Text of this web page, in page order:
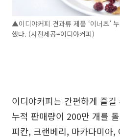
▲이디야커피 견과류 제품 ‘이너츠’
했다. (사진제공=이디야커피)
이디야커피는 간편하게 즐길
누적 판매량이 200만 개를
피칸, 크랜베리, 마카다미아,